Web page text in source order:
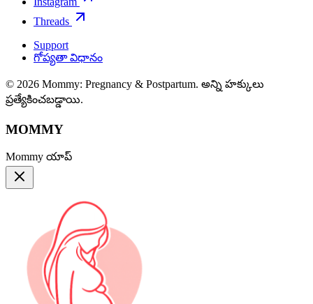
Threads
Support
గోప్యతా విధానం
© 2026 Mommy: Pregnancy & Postpartum. అన్ని హక్కులు
ప్రత్యేకించబడ్డాయి.
MOMMY
Mommy యాప్